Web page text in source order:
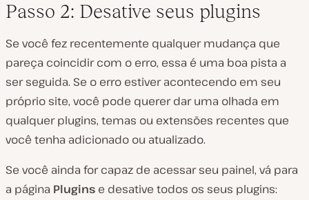
Passo 2: Desative seus plugins
Se você fez recentemente qualquer mudança que
pareça coincidir com o erro, essa é uma boa pista a
ser seguida. Se o erro estiver acontecendo em seu
próprio site, você pode querer dar uma olhada em
qualquer plugins, temas ou extensões recentes que
você tenha adicionado ou atualizado.
Se você ainda for capaz de acessar seu painel, vá para
a página Plugins e desative todos os seus plugins: